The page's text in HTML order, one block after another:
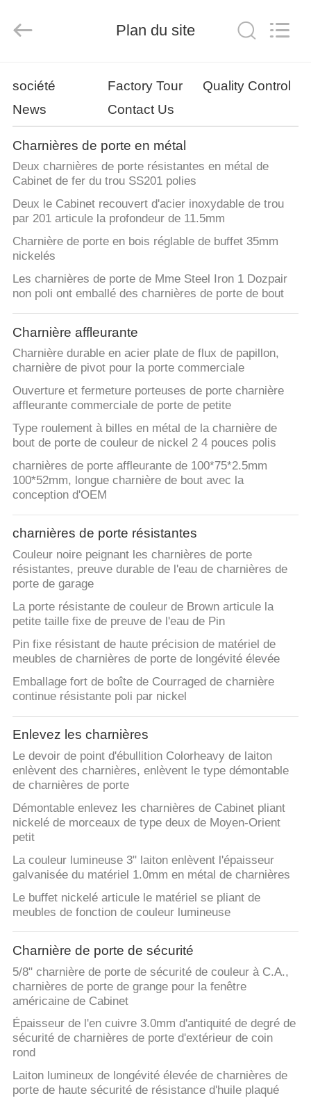
PRODUITS
VIDÉOS
AU
SUJET
DE
NOUS
VISITE
D'USINE
CONTRÔLE
DE
QUALITÉ
CONTACTEZ-
NOUS
NOUVELLES
PLAN
DU
SITE
PRIVACY
POLICY
HongFengDa
Hardware
Plan du site
société Factory Tour
Quality Control
News
Contact Us
Charnières de porte en métal
Deux charnières de porte résistantes en métal de
Cabinet de fer du trou SS201 polies
Deux le Cabinet recouvert d'acier inoxydable de trou
par 201 articule la profondeur de 11.5mm
Charnière de porte en bois réglable de buffet 35mm
nickelés
Les charnières de porte de Mme Steel Iron 1 Dozpair
non poli ont emballé des charnières de porte de bout
Charnière affleurante
Charnière durable en acier plate de flux de papillon,
charnière de pivot pour la porte commerciale
Ouverture et fermeture porteuses de porte charnière
affleurante commerciale de porte de petite
Type roulement à billes en métal de la charnière de
bout de porte de couleur de nickel 2 4 pouces polis
charnières de porte affleurante de 100*75*2.5mm
100*52mm, longue charnière de bout avec la
conception d'OEM
charnières de porte résistantes
Couleur noire peignant les charnières de porte
résistantes, preuve durable de l'eau de charnières de
porte de garage
La porte résistante de couleur de Brown articule la
petite taille fixe de preuve de l'eau de Pin
Pin fixe résistant de haute précision de matériel de
meubles de charnières de porte de longévité élevée
Emballage fort de boîte de Courraged de charnière
continue résistante poli par nickel
Enlevez les charnières
Le devoir de point d'ébullition Colorheavy de laiton
enlèvent des charnières, enlèvent le type démontable
de charnières de porte
Démontable enlevez les charnières de Cabinet pliant
nickelé de morceaux de type deux de Moyen-Orient
petit
La couleur lumineuse 3" laiton enlèvent l'épaisseur
galvanisée du matériel 1.0mm en métal de charnières
Le buffet nickelé articule le matériel se pliant de
meubles de fonction de couleur lumineuse
Charnière de porte de sécurité
5/8" charnière de porte de sécurité de couleur à C.A.,
charnières de porte de grange pour la fenêtre
américaine de Cabinet
Épaisseur de l'en cuivre 3.0mm d'antiquité de degré de
sécurité de charnières de porte d'extérieur de coin
rond
Laiton lumineux de longévité élevée de charnières de
porte de haute sécurité de résistance d'huile plaqué